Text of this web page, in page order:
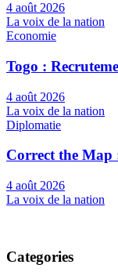
4 août 2026
La voix de la nation
Economie
Togo :
4 août 2026
La voix de la nation
Diplomatie
Correct the Map
4 août 2026
La voix de la nation
Categories